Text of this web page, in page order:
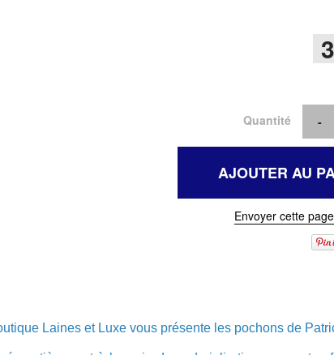
Quantité
Envoyer cette
Laines et Luxe vous présente les pochons de